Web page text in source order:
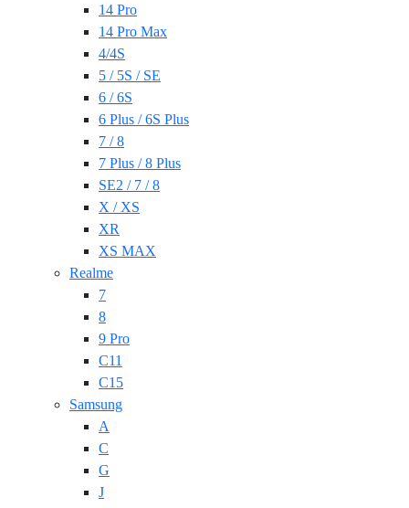
14 Pro
14 Pro Max
4/4S
5 / 5S / SE
6 / 6S
6 Plus / 6S Plus
7 / 8
7 Plus / 8 Plus
SE2 / 7 / 8
X / XS
XR
XS MAX
Realme
7
8
9 Pro
C11
C15
Samsung
A
C
G
J